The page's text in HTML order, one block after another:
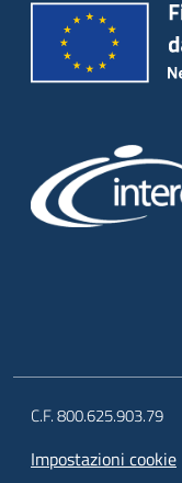
C.F. 800.625.903.79
Impostazioni cookie